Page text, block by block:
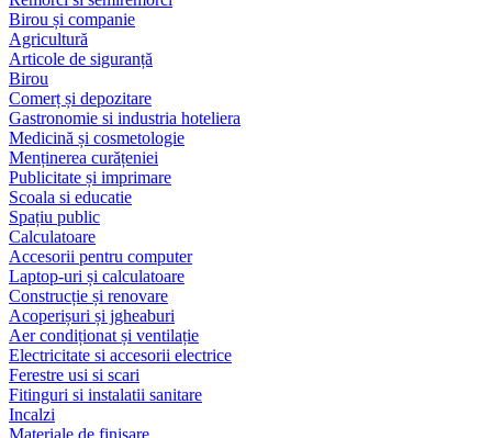
Birou și companie
Agricultură
Articole de siguranță
Birou
Comerț și depozitare
Gastronomie si industria hoteliera
Medicină și cosmetologie
Menținerea curățeniei
Publicitate și imprimare
Scoala si educatie
Spațiu public
Calculatoare
Accesorii pentru computer
Laptop-uri și calculatoare
Construcție și renovare
Acoperișuri și jgheaburi
Aer condiționat și ventilație
Electricitate si accesorii electrice
Ferestre usi si scari
Fitinguri si instalatii sanitare
Incalzi
Materiale de finisare